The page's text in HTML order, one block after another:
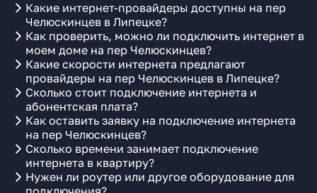
Какие интернет-провайдеры доступны на пер
Челюскинцев в Липецке?
Как проверить, можно ли подключить интернет в
моем доме на пер Челюскинцев?
Какие скорости интернета предлагают
провайдеры на пер Челюскинцев в Липецке?
Сколько стоит подключение интернета и
абонентская плата?
Как оставить заявку на подключение интернета
на пер Челюскинцев?
Сколько времени занимает подключение
интернета в квартиру?
Нужен ли роутер или другое оборудование для